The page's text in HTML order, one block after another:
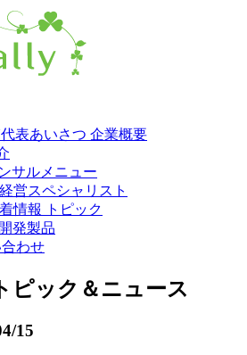
代表あいさつ 企業概要
サルメニュー
営スペシャリスト
情報 トピック
発製品
わせ
トピック＆ニュース
15